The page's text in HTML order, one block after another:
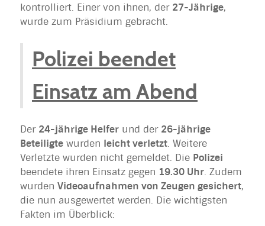
kontrolliert. Einer von ihnen, der 27-Jährige,
wurde zum Präsidium gebracht.
Polizei beendet
Einsatz am Abend
Der 24-jährige Helfer und der 26-jährige
Beteiligte wurden leicht verletzt. Weitere
Verletzte wurden nicht gemeldet. Die Polizei
beendete ihren Einsatz gegen 19.30 Uhr. Zudem
wurden Videoaufnahmen von Zeugen gesichert,
die nun ausgewertet werden. Die wichtigsten
Fakten im Überblick: